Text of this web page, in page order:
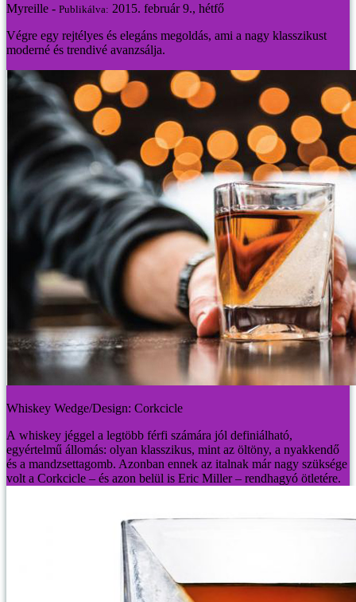
Myreille - Publikálva: 2015. február 9., hétfő
Végre egy rejtélyes és elegáns megoldás, ami a nagy klasszikust
moderné és trendivé avanzsálja.
Whiskey Wedge/Design: Corkcicle
A whiskey jéggel a legtöbb férfi számára jól definiálható,
egyértelmű állomás: olyan klasszikus, mint az öltöny, a nyakkendő
és a mandzsettagomb. Azonban ennek az italnak már nagy szüksége
volt a Corkcicle – és azon belül is Eric Miller – rendhagyó ötletére.